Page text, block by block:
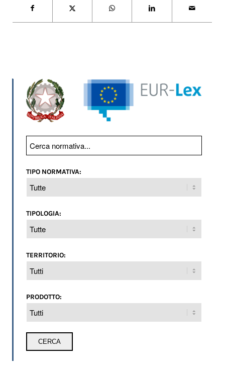
TIPO NORMATIVA:
TIPOLOGIA:
TERRITORIO:
PRODOTTO: